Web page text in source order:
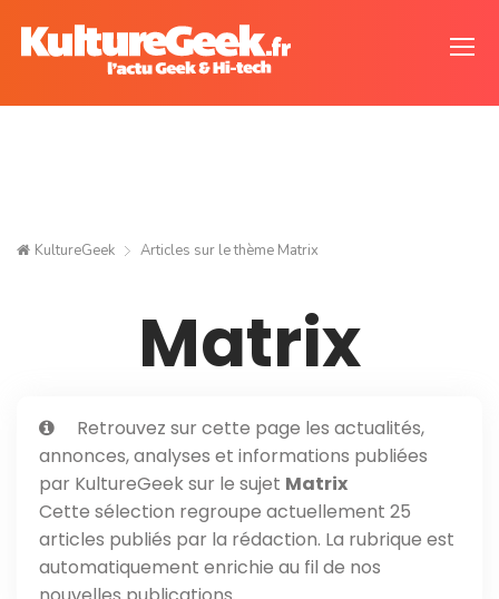
KultureGeek Articles sur le thème Matrix
Matrix
Retrouvez sur cette page les actualités,
annonces, analyses et informations publiées
par KultureGeek sur le sujet Matrix
Cette sélection regroupe actuellement 25
articles publiés par la rédaction. La rubrique est
automatiquement enrichie au fil de nos